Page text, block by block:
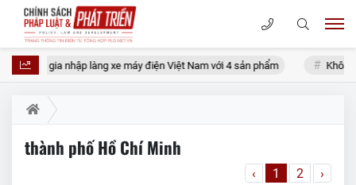
sắp gia nhập làng xe máy điện Việt Nam với 4 sản phẩm Không
thành phố Hồ Chí Minh
‹ 1 2 ›